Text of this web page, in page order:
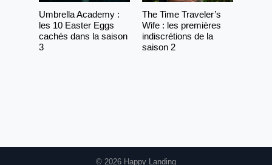
Umbrella Academy :
les 10 Easter Eggs
cachés dans la saison
3
The Time Traveler’s
Wife : les premières
indiscrétions de la
saison 2
© 2026 Happy Landing